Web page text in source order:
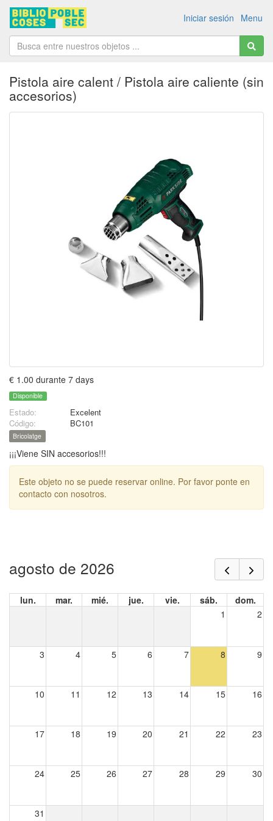
Menu
Iniciar sesión
Pistola aire calent / Pistola aire caliente (sin
accesorios)
€ 1.00 durante 7 days
Disponible
Estado:
Excelent
Código:
BC101
Bricolatge
¡¡¡Viene SIN accesorios!!!
Este objeto no se puede reservar online. Por favor ponte en
contacto con nosotros.
agosto de 2026
lun. mar. mié. jue. vie. sáb.
dom.
1
2
3 4 5 6 7 8 9
10 11 12 13 14 15 16
17 18 19 20 21 22 23
24 25 26 27 28 29 30
31